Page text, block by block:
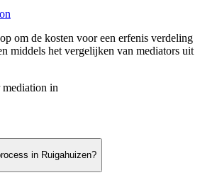
om de kosten voor een erfenis verdeling
middels het vergelijken van mediators uit
mediation in
in Ruigahuizen?